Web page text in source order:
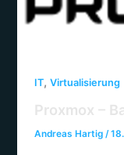
IT,Virtualisierung
Proxmox –
Andreas Hartig /